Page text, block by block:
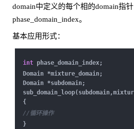
domain中定义的每个相的domain指
phase_domain_index。
基本应用形式：
int phase_domain_index;
Domain *mixture_domain;
Domain *subdomain;
{
//循环操作
}